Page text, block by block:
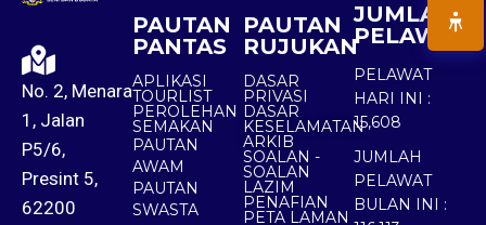
No. 2, Menara
1, Jalan
P5/6,
Presint 5,
62200
PAUTAN
PANTAS
APLIKASI
TOURLIST
PEROLEHAN
SEMAKAN
PAUTAN
AWAM
PAUTAN
SWASTA
PAUTAN
RUJUKAN
DASAR
PRIVASI
DASAR
KESELAMATAN
ARKIB
SOALAN -
SOALAN
LAZIM
PENAFIAN
PETA LAMAN
JUMLAH
PELAWAT
PELAWAT
HARI INI :
15,608
JUMLAH
PELAWAT
BULAN INI :